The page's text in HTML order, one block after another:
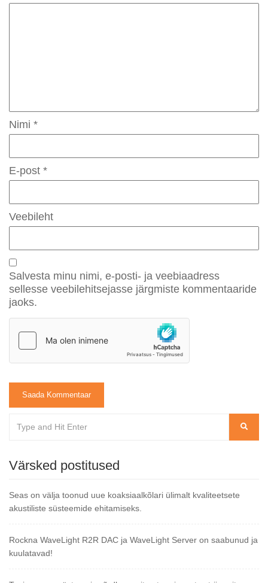
Nimi *
E-post *
Veebileht
Salvesta minu nimi, e-posti- ja veebiaadress
sellesse veebilehitsejasse järgmiste kommentaaride
jaoks.
Värsked postitused
Seas on välja toonud uue koaksiaalkõlari ülimalt kvaliteetsete
akustiliste süsteemide ehitamiseks.
Rockna WaveLight R2R DAC ja WaveLight Server on saabunud ja
kuulatavad!